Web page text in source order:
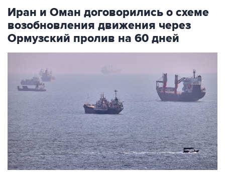
Иран и Оман договорились о схеме
возобновления движения через
Ормузский пролив на 60 дней